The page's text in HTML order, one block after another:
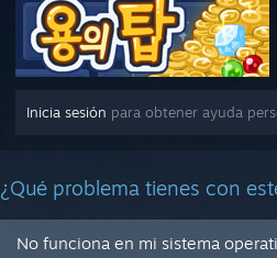
Inicia sesión para obtener ayuda
¿Qué problema tienes con
No funciona en mi sistema